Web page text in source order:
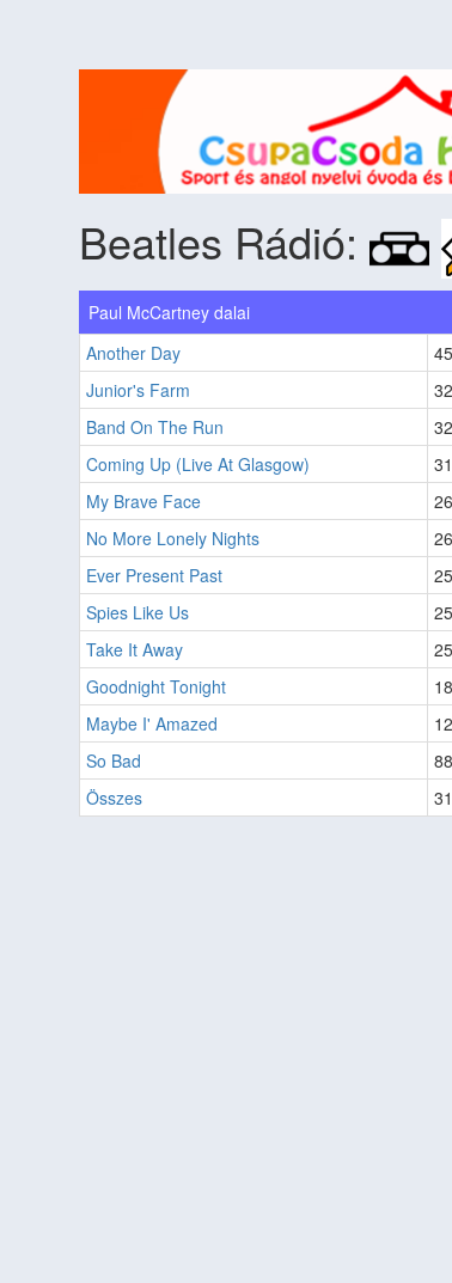
Beatles Rádió:
Paul McCartney dalai
Another Day
Junior's Farm
Band On The Run
Coming Up (Live At Glasgow)
My Brave Face
No More Lonely Nights
Ever Present Past
Spies Like Us
Take It Away
Goodnight Tonight
Maybe I' Amazed
So Bad
Összes